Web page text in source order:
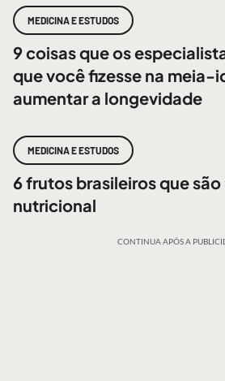
MEDICINA E ESTUDOS
9 coisas que os
que você fizesse na meia-
aumentar a longevidade
MEDICINA E ESTUDOS
6 frutos brasileiros que
nutricional
CONTINUA APÓS A